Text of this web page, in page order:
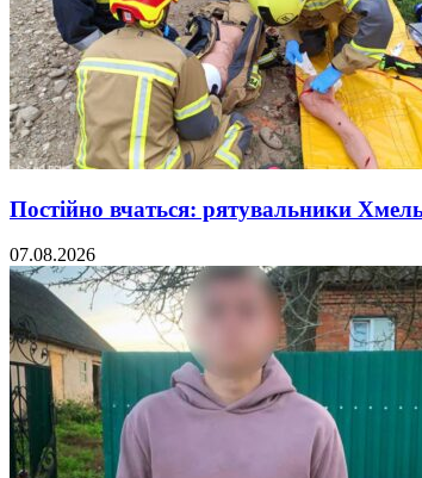
Постійно вчаться: рятувальники
07.08.2026